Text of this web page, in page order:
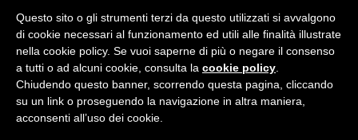
C.F.: 97029170582
Area Riservata 2.0
Questo sito o gli strumenti terzi da questo utilizzati si avvalgono
di cookie necessari al funzionamento ed utili alle finalità illustrate
nella cookie policy. Se vuoi saperne di più o negare il consenso
a tutti o ad alcuni cookie, consulta la cookie policy
Chiudendo questo banner, scorrendo questa pagina, cliccando
su un link o proseguendo la navigazione in altra maniera,
acconsenti all’uso dei cookie.